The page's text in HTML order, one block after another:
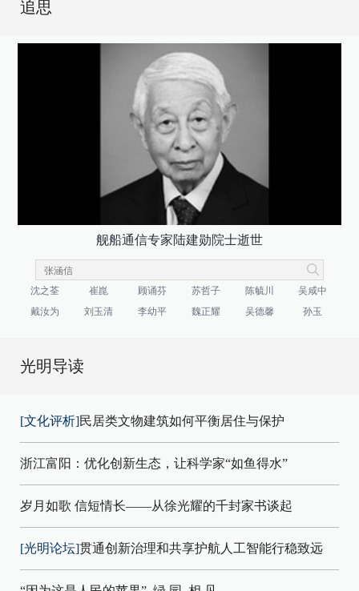
追思
舰船通信专家陆建勋院士逝世
沈之荃 崔崑 顾诵芬 苏哲子 陈毓川
吴咸中
戴汝为
刘玉清 李幼平 魏正耀 吴德馨 孙玉
光明导读
[文化评析]民居类文物建筑如何平衡居住与保护
浙江富阳：优化创新生态，让科学家“如鱼得水”
岁月如歌 信短情长——从徐光耀的千封家书谈起
[光明论坛]贯通创新治理和共享护航人工智能行稳致远